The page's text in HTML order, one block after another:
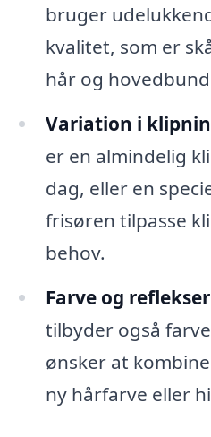
bruger
kvalitet, som er
hår og
Variation i
er en almindelig
dag, eller en
frisøren tilpasse
behov.
Farve og
tilbyder også
ønsker at
ny hårfarve eller